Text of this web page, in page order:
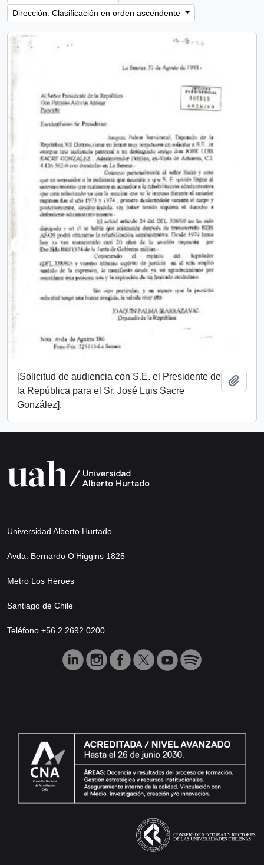
Dirección: Clasificación en orden ascendente
[Solicitud de audiencia con S.E. el Presidente de
la República para el Sr. José Luis Sacre
González].
Universidad Alberto Hurtado
Avda. Bernardo O’Higgins 1825
Metro Los Héroes
Santiago de Chile
Teléfono +56 2 2692 0200